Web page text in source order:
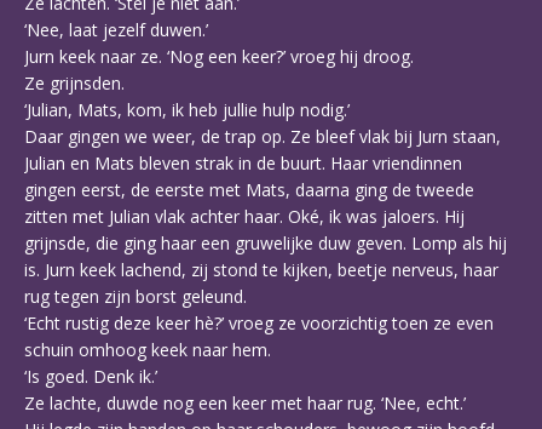
‘Nee, laat jezelf duwen.’
Jurn keek naar ze. ‘Nog een keer?’ vroeg hij droog.
Ze grijnsden.
‘Julian, Mats, kom, ik heb jullie hulp nodig.’
Daar gingen we weer, de trap op. Ze bleef vlak bij Jurn staan,
Julian en Mats bleven strak in de buurt. Haar vriendinnen
gingen eerst, de eerste met Mats, daarna ging de tweede
zitten met Julian vlak achter haar. Oké, ik was jaloers. Hij
grijnsde, die ging haar een gruwelijke duw geven. Lomp als hij
is. Jurn keek lachend, zij stond te kijken, beetje nerveus, haar
rug tegen zijn borst geleund.
‘Echt rustig deze keer hè?’ vroeg ze voorzichtig toen ze even
schuin omhoog keek naar hem.
‘Is goed. Denk ik.’
Ze lachte, duwde nog een keer met haar rug. ‘Nee, echt.’